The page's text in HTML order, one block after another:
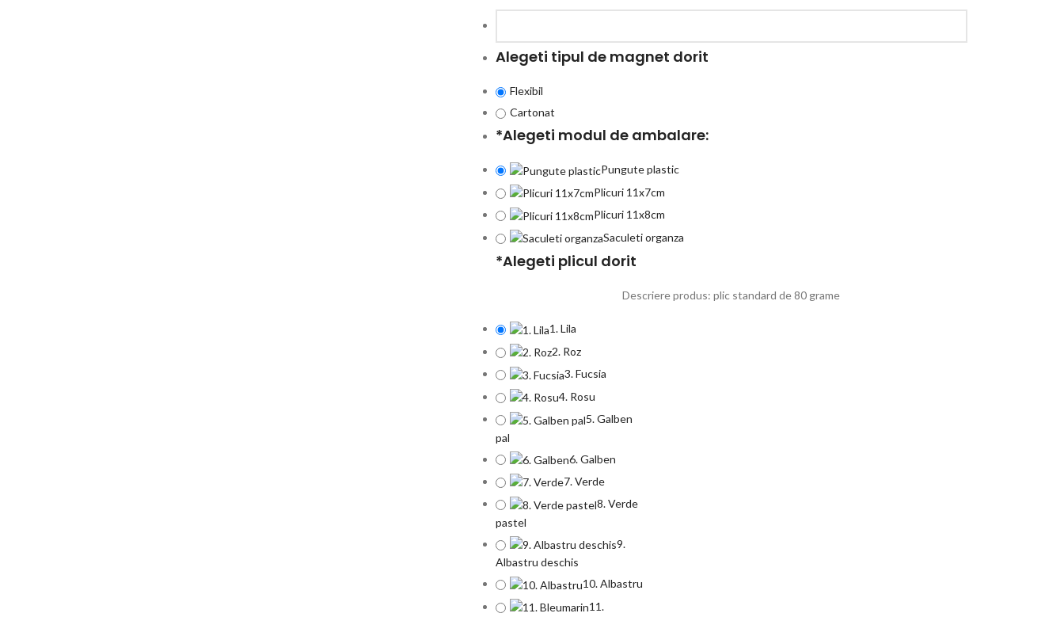
Alegeti tipul de magnet dorit
Flexibil
Cartonat
*Alegeti modul de ambalare:
Pungute plastic
Plicuri 11x7cm
Plicuri 11x8cm
Saculeti organza
*Alegeti plicul dorit
Descriere produs: plic standard de 80 grame
1. Lila
2. Roz
3. Fucsia
4. Rosu
5. Galben
pal
6. Galben
7. Verde
8. Verde
pastel
9.
Albastru deschis
10. Albastru
11.